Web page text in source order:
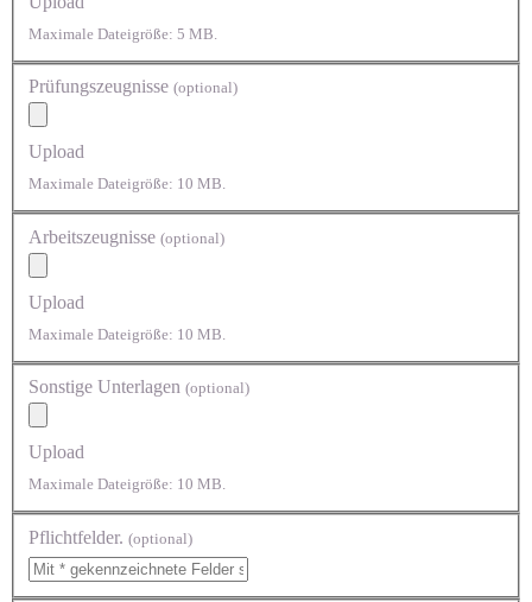
Maximale Dateigröße: 5 MB.
Prüfungszeugnisse (optional)
Upload
Maximale Dateigröße: 10 MB.
Arbeitszeugnisse (optional)
Upload
Maximale Dateigröße: 10 MB.
Sonstige Unterlagen (optional)
Upload
Maximale Dateigröße: 10 MB.
Pflichtfelder. (optional)